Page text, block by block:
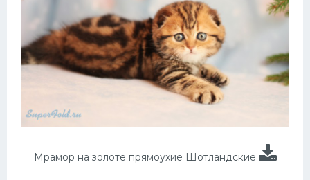
Мрамор на золоте прямоухие Шотландские